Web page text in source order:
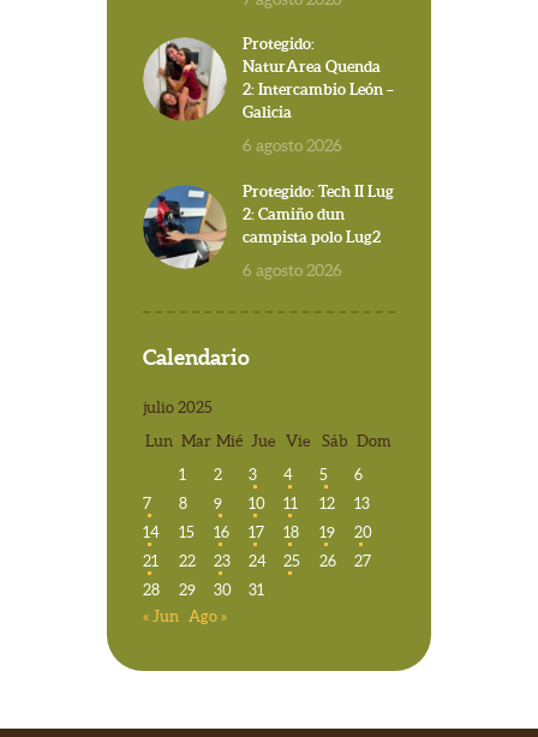
Protegido:
NaturArea Quenda
2: Intercambio León –
Galicia
6 agosto 2026
Protegido: Tech II Lug
2: Camiño dun
campista polo Lug2
6 agosto 2026
Calendario
julio 2025
Lun Mar Mié Jue Vie Sáb Dom
1
2 3 4 5
6
7
8 9 10 11 12
13
14
15 16 17 18 19
20
21
22 23 24 25 26
27
28
29 30
31
« Jun Ago »